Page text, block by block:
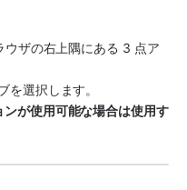
ザの右上隅にある 3 点ア
を選択します。
が使用可能な場合は使用す